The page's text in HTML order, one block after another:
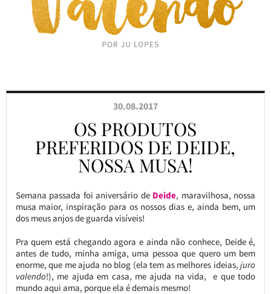
30.08.2017
OS PRODUTOS
PREFERIDOS DE DEIDE,
NOSSA MUSA!
Semana passada foi aniversário de Deide, maravilhosa, nossa
musa maior, inspiração para os nossos dias e, ainda bem, um
dos meus anjos de guarda visíveis!
Pra quem está chegando agora e ainda não conhece, Deide é,
antes de tudo, minha amiga, uma pessoa que quero um bem
enorme, que me ajuda no blog (ela tem as melhores ideias,juro
valendo!), me ajuda em casa, me ajuda na vida, e que todo
mundo aqui ama, porque ela é demais mesmo!